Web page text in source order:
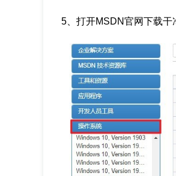
5、打开MSDN官网下载干